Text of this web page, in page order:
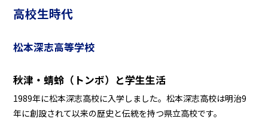
高校生時代
松本深志高等学校
秋津・蜻蛉（トンボ）と学生生活
1989年に松本深志高校に入学しました。松本深志高校は明治9
年に創設されて以来の歴史と伝統を持つ県立高校です。